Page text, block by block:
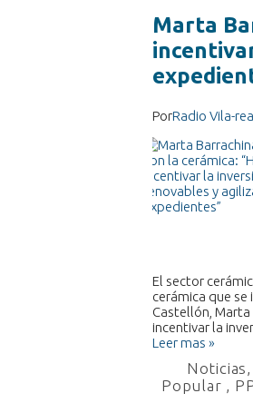
Marta
PorRadio Vila-
El sector
cerámica que
Castellón,
incentivar la
Leer mas »
Noticias,
Popular ,